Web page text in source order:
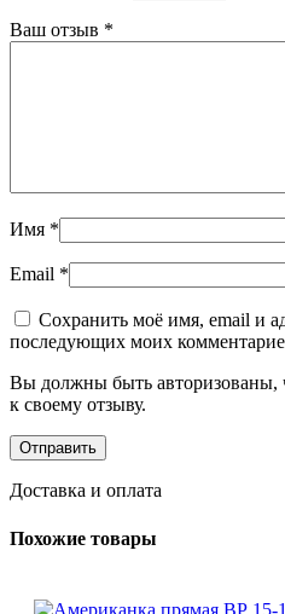
Ваш отзыв *
Имя *
Email *
Сохранить моё имя, email и
последующих моих
Вы должны быть авторизованы,
к своему отзыву.
Доставка и оплата
Похожие товары